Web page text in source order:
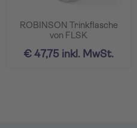
ROBINSON Trinkflasche
von FLSK
€ 47,75 inkl. MwSt.